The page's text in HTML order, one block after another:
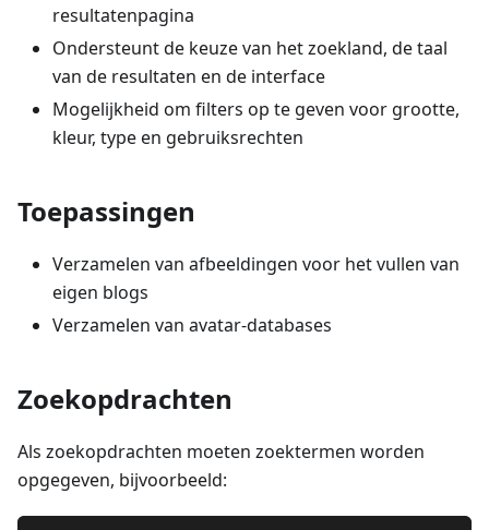
resultatenpagina
Ondersteunt de keuze van het zoekland, de taal
van de resultaten en de interface
Mogelijkheid om filters op te geven voor grootte,
kleur, type en gebruiksrechten
Toepassingen
Verzamelen van afbeeldingen voor het vullen van
eigen blogs
Verzamelen van avatar-databases
Zoekopdrachten
Als zoekopdrachten moeten zoektermen worden
opgegeven, bijvoorbeeld: